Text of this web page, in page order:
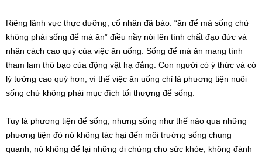
Riêng lãnh vực thực dưỡng, cổ nhân đã bảo: “ăn để mà sống chứ
không phải sống để mà ăn” điều nầy nói lên tính chất đạo đức và
nhân cách cao quý của việc ăn uống. Sống để mà ăn mang tính
tham lam thô bạo của động vật hạ đẳng. Con người có ý thức và có
lý tưởng cao quý hơn, vì thế việc ăn uống chỉ là phương tiện nuôi
sống chứ không phải mục đích tối thượng để sống.
Tuy là phương tiện để sống, nhưng sống như thế nào qua những
phương tiện đó nó không tác hại đến môi trường sống chung
quanh, nó không để lại những di chứng cho sức khỏe, không đánh